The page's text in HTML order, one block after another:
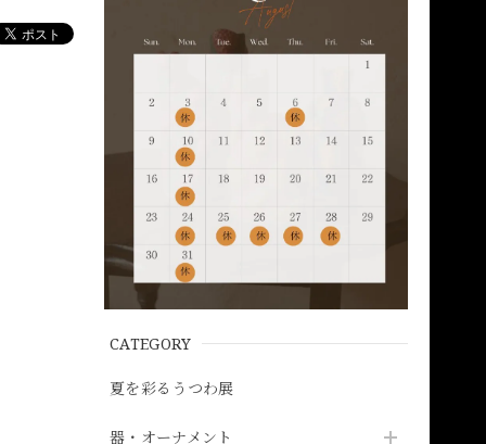
CATEGORY
夏を彩るうつわ展
器・オーナメント